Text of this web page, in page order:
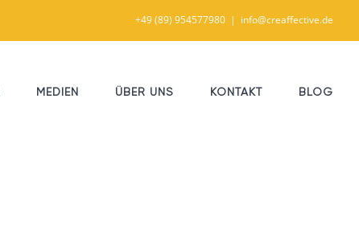
+49 (89) 954577980 | info@creaffective.de
MEDIEN ÜBER UNS KONTAKT BLOG